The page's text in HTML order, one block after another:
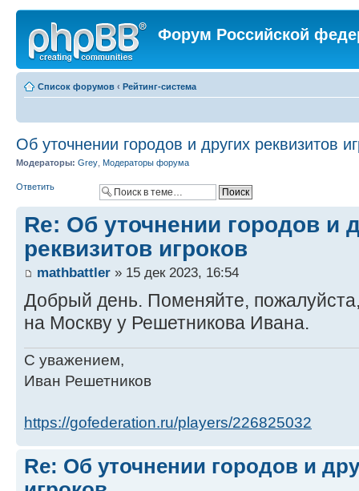
Форум Российской
Список форумов ‹ Рейтинг-система
Об уточнении городов и других реквизитов
Модераторы: Grey Модераторы форума
Ответить
Re: Об уточнении городов и
реквизитов игроков
mathbattler » 15 дек 2023, 16:54
Добрый день. Поменяйте,
на Москву у Решетникова Ивана.
С уважением,
Иван Решетников
https://gofederation.ru/players/226825032
Re: Об уточнении городов и